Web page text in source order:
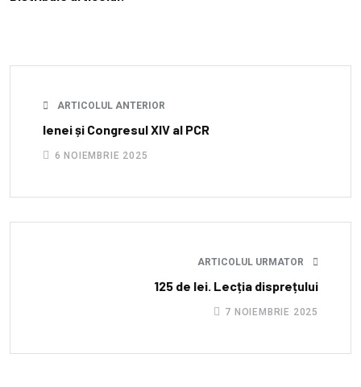
ARTICOLUL ANTERIOR
Ienei și Congresul XIV al PCR
6 NOIEMBRIE 2025
ARTICOLUL URMATOR
125 de lei. Lecția disprețului
7 NOIEMBRIE 2025